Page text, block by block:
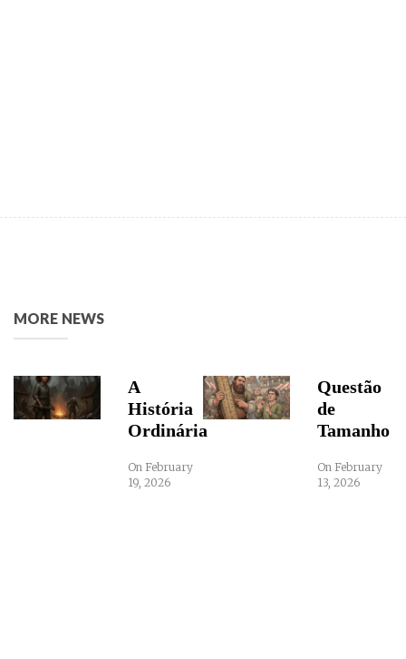
MORE NEWS
A
História
Ordinária
On February
19, 2026
Questão
de
Tamanho
On February
13, 2026